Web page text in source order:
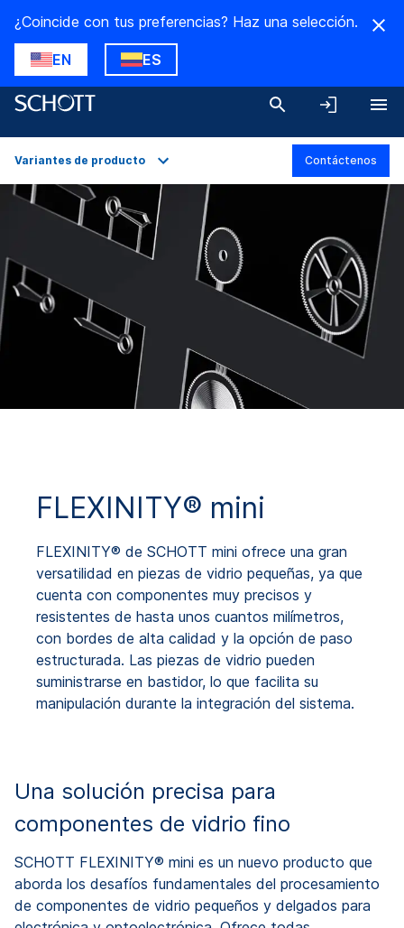
¿Coincide con tus preferencias? Haz una selección.
EN ES
Descripción general
Aplicaciones
Variantes de producto
Descargas
Variantes de producto Contáctenos
FLEXINITY® mini
FLEXINITY® de SCHOTT mini ofrece una gran
versatilidad en piezas de vidrio pequeñas, ya que
cuenta con componentes muy precisos y
resistentes de hasta unos cuantos milímetros,
con bordes de alta calidad y la opción de paso
estructurada. Las piezas de vidrio pueden
suministrarse en bastidor, lo que facilita su
manipulación durante la integración del sistema.
Una solución precisa para
componentes de vidrio fino
SCHOTT FLEXINITY® mini es un nuevo producto que
aborda los desafíos fundamentales del procesamiento
de componentes de vidrio pequeños y delgados para